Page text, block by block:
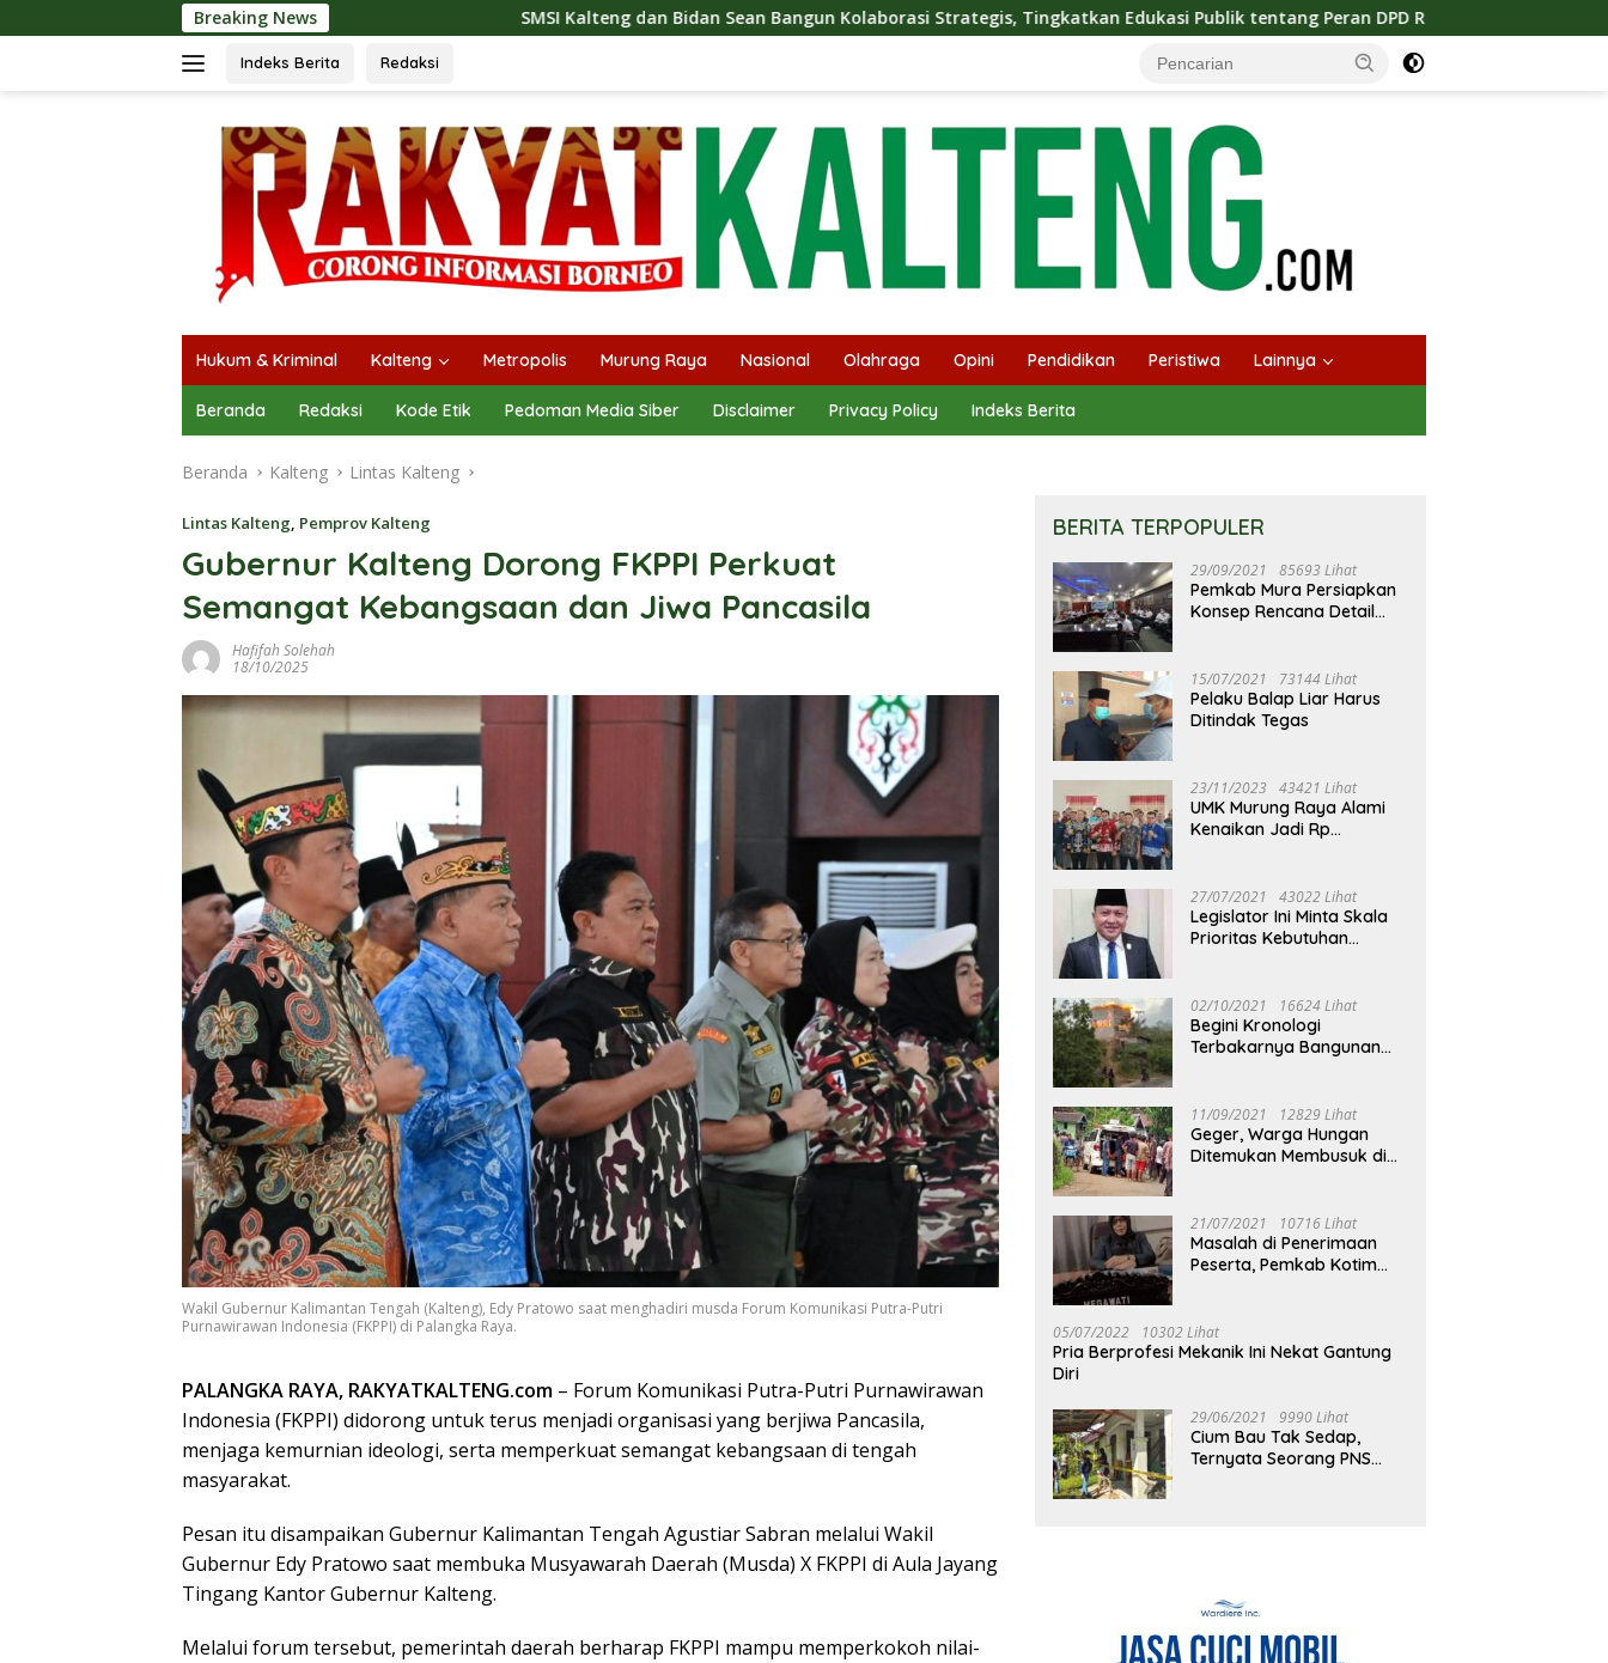
ke
Breaking News SMSI Kalteng dan Bidan Sean Bangun Kolaborasi Strategis, Tingkatkan Edukasi Publik tentang Peran DPD RI Masuknya Musim Kemarau PT
Indeks Berita Redaksi
Hukum & Kriminal Kalteng Metropolis Murung Raya Nasional Olahraga Opini Pendidikan Peristiwa Lainnya
Beranda Redaksi Kode Etik Pedoman Media Siber Disclaimer Privacy Policy Indeks Berita
Beranda Kalteng Lintas Kalteng
Lintas Kalteng, Pemprov Kalteng
Gubernur Kalteng Dorong FKPPI Perkuat
Semangat Kebangsaan dan Jiwa Pancasila
Hafifah Solehah
18/10/2025
Wakil Gubernur Kalimantan Tengah (Kalteng), Edy Pratowo saat menghadiri musda Forum Komunikasi Putra-Putri
Purnawirawan Indonesia (FKPPI) di Palangka Raya.
PALANGKA RAYA, RAKYATKALTENG.com – Forum Komunikasi Putra-Putri Purnawirawan
Indonesia (FKPPI) didorong untuk terus menjadi organisasi yang berjiwa Pancasila,
menjaga kemurnian ideologi, serta memperkuat semangat kebangsaan di tengah
masyarakat.
Pesan itu disampaikan Gubernur Kalimantan Tengah Agustiar Sabran melalui Wakil
Gubernur Edy Pratowo saat membuka Musyawarah Daerah (Musda) X FKPPI di Aula Jayang
Tingang Kantor Gubernur Kalteng.
Melalui forum tersebut, pemerintah daerah berharap FKPPI mampu memperkokoh nilai-
BERITA TERPOPULER
29/09/2021 85693 Lihat
Pemkab Mura Persiapkan
Konsep Rencana Detail
15/07/2021 73144 Lihat
Pelaku Balap Liar Harus
Ditindak Tegas
23/11/2023 43421 Lihat
UMK Murung Raya Alami
Kenaikan Jadi Rp
27/07/2021 43022 Lihat
Legislator Ini Minta Skala
Prioritas Kebutuhan
02/10/2021 16624 Lihat
Begini Kronologi
Terbakarnya Bangunan
11/09/2021 12829 Lihat
Geger, Warga Hungan
Ditemukan Membusuk di
21/07/2021 10716 Lihat
Masalah di Penerimaan
Peserta, Pemkab Kotim
05/07/2022 10302 Lihat
Pria Berprofesi Mekanik Ini Nekat Gantung
Diri
29/06/2021 9990 Lihat
Cium Bau Tak Sedap,
Ternyata Seorang PNS